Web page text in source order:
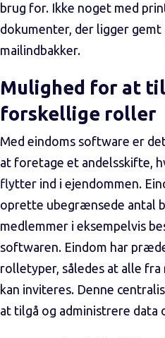
brug for. Ikke noget med
dokumenter, der ligger
mailindbakker.
Mulighed for at
forskellige roller
Med eindoms software er
at foretage et andelsskifte,
flytter ind i ejendommen.
oprette ubegrænsede antal
medlemmer i eksempelvis
softwaren. Eindom har
rolletyper, således at alle
kan inviteres. Denne
at tilgå og administrere